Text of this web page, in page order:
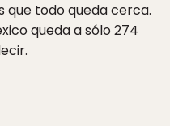
que todo queda cerca.
queda a sólo 274